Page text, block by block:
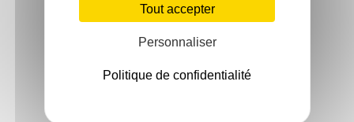
Tout accepter
Personnaliser
Politique de confidentialité